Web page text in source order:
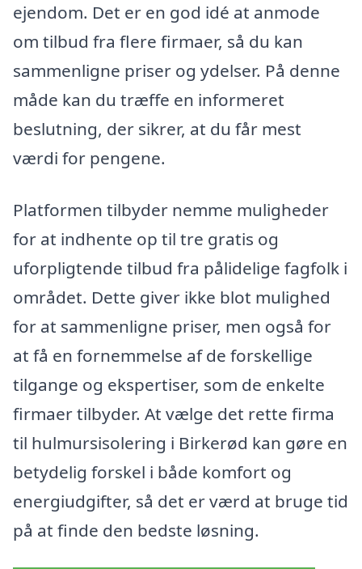
ejendom. Det er en god idé at anmode
om tilbud fra flere firmaer, så du kan
sammenligne priser og ydelser. På denne
måde kan du træffe en informeret
beslutning, der sikrer, at du får mest
værdi for pengene.
Platformen tilbyder nemme muligheder
for at indhente op til tre gratis og
uforpligtende tilbud fra pålidelige fagfolk i
området. Dette giver ikke blot mulighed
for at sammenligne priser, men også for
at få en fornemmelse af de forskellige
tilgange og ekspertiser, som de enkelte
firmaer tilbyder. At vælge det rette firma
til hulmursisolering i Birkerød kan gøre en
betydelig forskel i både komfort og
energiudgifter, så det er værd at bruge tid
på at finde den bedste løsning.